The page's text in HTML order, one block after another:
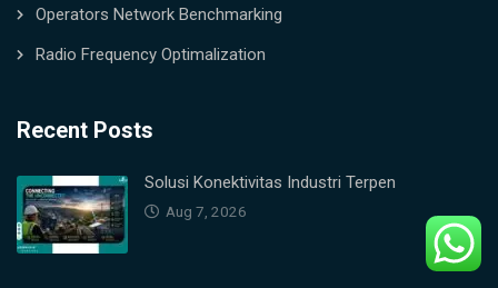
Operators Network Benchmarking
Radio Frequency Optimalization
Recent Posts
Solusi Konektivitas Industri Terpen
Aug 7, 2026